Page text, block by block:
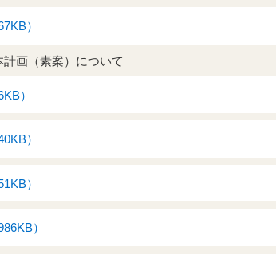
）
画（素案）について
）
）
）
）